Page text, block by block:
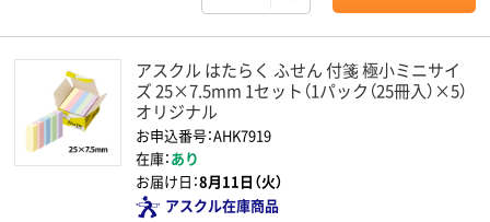
アスクル はたらく ふせん 付箋 極小ミニサイ
ズ 25×7.5mm 1セット（1パック（25冊入）×5）
オリジナル
お申込番号：AHK7919
在庫：あり
お届け日：8月11日（火）
アスクル在庫商品